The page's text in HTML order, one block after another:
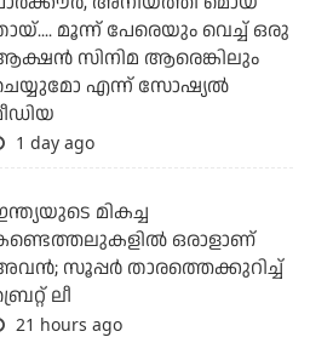
മൂന്ന് പേരെയും വെച്ച് ഒരു
സിനിമ ആരെങ്കിലും
എന്ന് സോഷ്യല്‍
1 day ago
മികച്ച
ഒരാളാണ്
സൂപ്പര്‍ താരത്തെക്കുറിച്ച്
ലീ
21 hours ago